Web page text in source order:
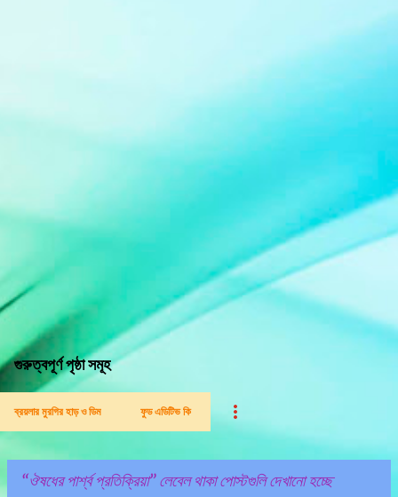
গুরুত্বপূর্ণ পৃষ্ঠা সমূহ
ব্রয়লার মুরগির হাড় ও ডিম ফুড এডিটিভ কি
ঔষধের পার্শ্ব প্রতিক্রিয়া লেবেল থাকা পোস্টগুলি দেখানো হচ্ছে